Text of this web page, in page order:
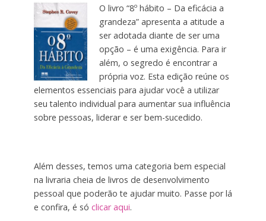
O livro “8º hábito – Da eficácia a
grandeza” apresenta a atitude a
ser adotada diante de ser uma
opção – é uma exigência. Para ir
além, o segredo é encontrar a
própria voz. Esta edição reúne os
elementos essenciais para ajudar você a utilizar
seu talento individual para aumentar sua influência
sobre pessoas, liderar e ser bem-sucedido.
Além desses, temos uma categoria bem especial
na livraria cheia de livros de desenvolvimento
pessoal que poderão te ajudar muito. Passe por lá
e confira, é só clicar aqui.